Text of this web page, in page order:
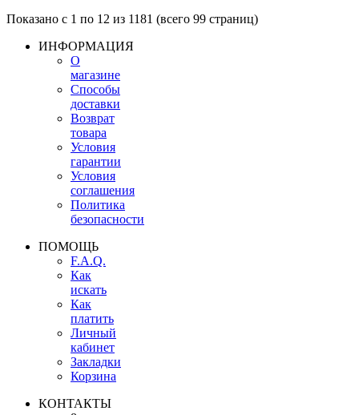
Показано с 1 по 12 из 1181 (всего 99 страниц)
ИНФОРМАЦИЯ
О
магазине
Способы
доставки
Возврат
товара
Условия
гарантии
Условия
соглашения
Политика
безопасности
ПОМОЩЬ
F.A.Q.
Как
искать
Как
платить
Личный
кабинет
Закладки
Корзина
КОНТАКТЫ